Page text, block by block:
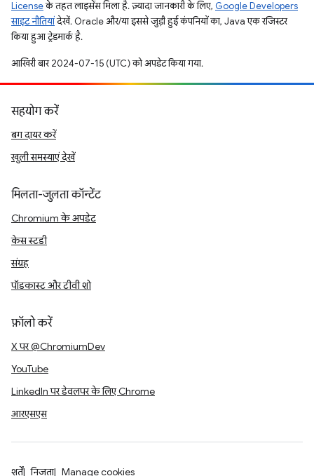
Licenseके तहत लाइसेंस मिला है. ज़्यादा जानकारी के लिए, Google Developers
साइट नीतियांदेखें. Oracle और/या इससे जुड़ी हुई कंपनियों का, Java एक रजिस्टर
किया हुआ ट्रेडमार्क है.
आखिरी बार 2024-07-15 (UTC) को अपडेट किया गया.
सहयोग करें
बग दायर करें
खुली समस्याएं देखें
मिलता-जुलता कॉन्टेंट
Chromium के अपडेट
केस स्टडी
संग्रह
पॉडकास्ट और टीवी शो
फ़ॉलो करें
X पर @ChromiumDev
YouTube
LinkedIn पर डेवलपर के लिए Chrome
आरएसएस
शर्तें निजता Manage cookies